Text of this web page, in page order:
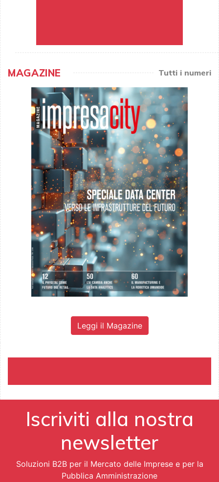
MAGAZINE Tutti i numeri
Leggi il Magazine
Iscriviti alla nostra
newsletter
Soluzioni B2B per il Mercato delle Imprese e per la
Pubblica Amministrazione